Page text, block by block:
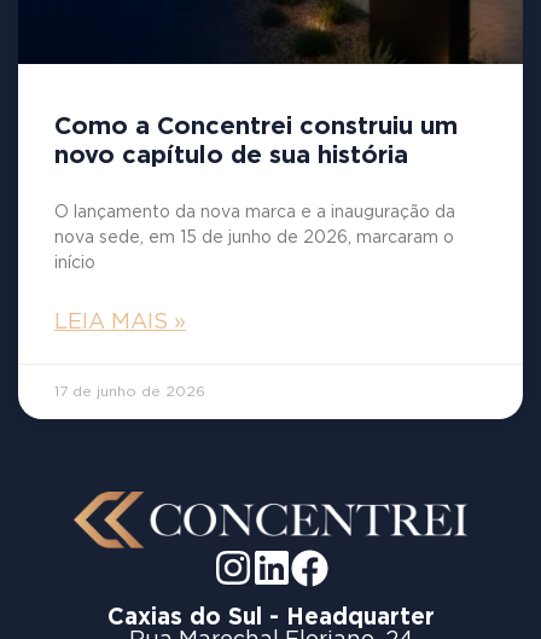
Como a Concentrei construiu um
novo capítulo de sua história
O lançamento da nova marca e a inauguração da
nova sede, em 15 de junho de 2026, marcaram o
início
LEIA MAIS »
17 de junho de 2026
Caxias do Sul - Headquarter